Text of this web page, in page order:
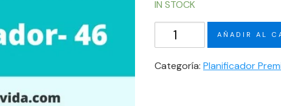
IN STOCK
Planificador-
AÑADIR AL
Categoría: Planificador